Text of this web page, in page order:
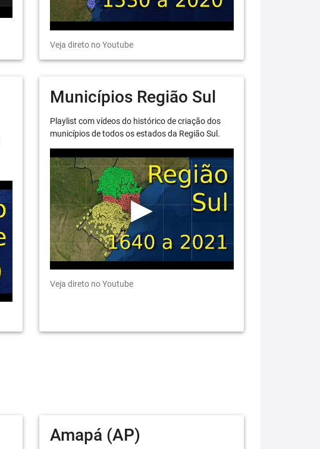
Veja direto no Youtube
Municípios Região Sul
Playlist com vídeos do histórico de criação dos
municípios de todos os estados da Região Sul.
Veja direto no Youtube
Amapá (AP)